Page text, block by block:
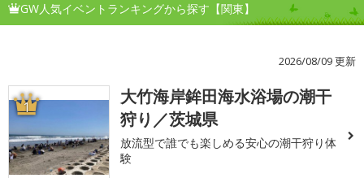
GW人気イベントランキングから探す【関東】
2026/08/09 更新
1
大竹海岸鉾田海水浴場の潮干
狩り／茨城県
放流型で誰でも楽しめる安心の潮干狩り体
験